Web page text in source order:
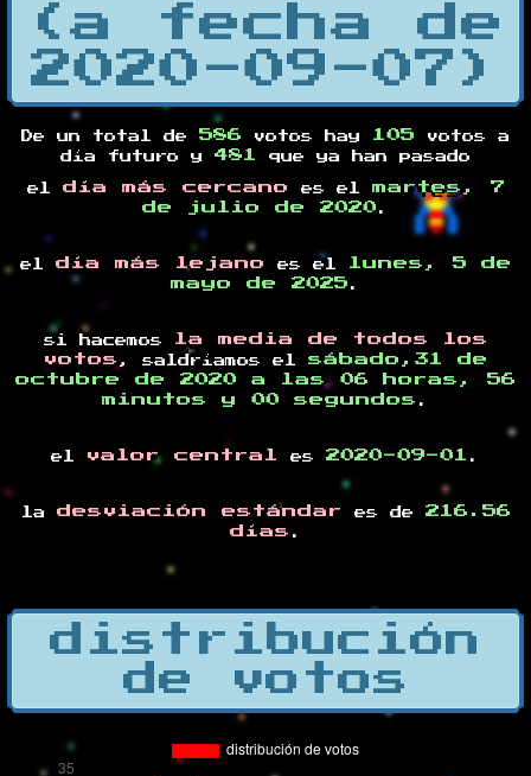
(a fecha de
2020-09-07)
De un total de 586 votos hay 105 votos a
día futuro y 481 que ya han pasado
el día más cercano es el martes, 7
de julio de 2020 .
el día más lejano es el
lunes, 5 de
mayo de 2025 .
si hacemos
la media de todos los
votos , saldríamos el sábado,31 de
octubre de 2020 a las 06 horas, 56
minutos y 00 segundos .
el valor central es 2020-09-01 .
la desviación estándar es de 216.56
días .
distribución
de votos